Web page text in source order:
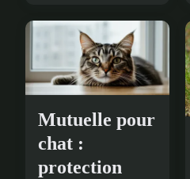
Mutuelle pour
chat :
protection